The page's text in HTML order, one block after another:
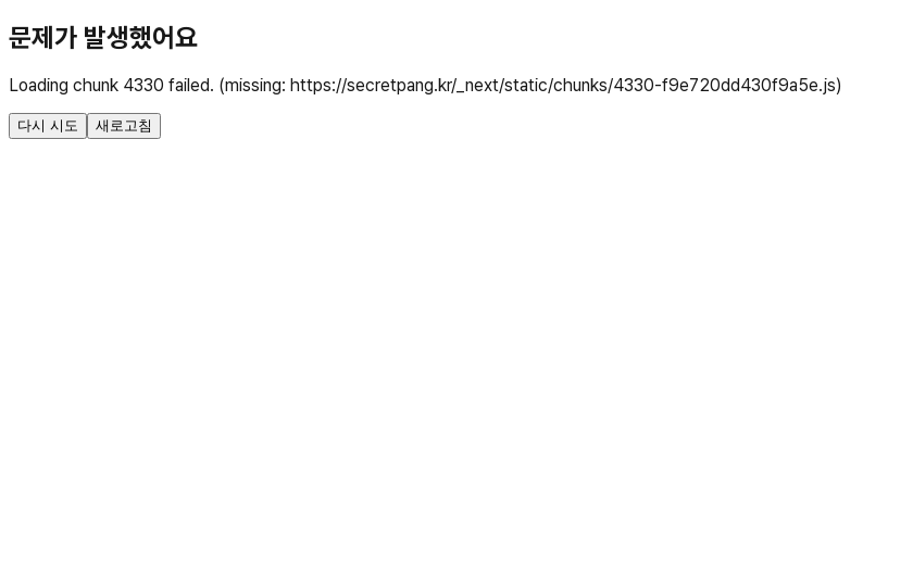
문제가 발생했어요
Loading chunk 4330 failed. (missing: https://secretpang.kr/_next/static/chunks/4330-f9e720dd430f9a5e.js)
다시 시도 새로고침